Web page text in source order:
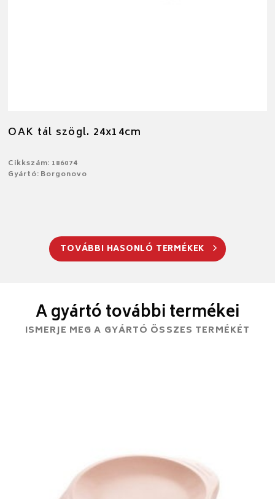
OAK tál szögl. 24x14cm
Cikkszám: 186074
Gyártó: Borgonovo
TOVÁBBI HASONLÓ TERMÉKEK
A gyártó további termékei
ISMERJE MEG A GYÁRTÓ ÖSSZES TERMÉKÉT